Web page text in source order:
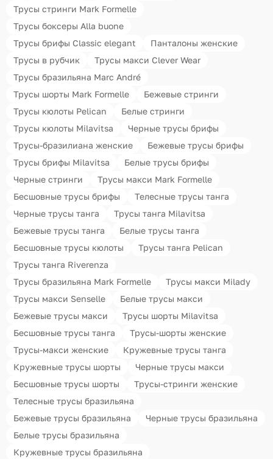
Трусы стринги Mark Formelle
Трусы боксеры Alla buone
Трусы брифы Classic elegant
Панталоны женские
Трусы в рубчик
Трусы макси Clever Wear
Трусы бразильяна Marc André
Трусы шорты Mark Formelle
Бежевые стринги
Трусы кюлоты Pelican
Белые стринги
Трусы кюлоты Milavitsa
Черные трусы брифы
Трусы-бразилиана женские
Бежевые трусы брифы
Трусы брифы Milavitsa
Белые трусы брифы
Черные стринги
Трусы макси Mark Formelle
Бесшовные трусы брифы
Телесные трусы танга
Черные трусы танга
Трусы танга Milavitsa
Бежевые трусы танга
Белые трусы танга
Бесшовные трусы кюлоты
Трусы танга Pelican
Трусы танга Riverenza
Трусы бразильяна Mark Formelle
Трусы макси Milady
Трусы макси Senselle
Белые трусы макси
Бежевые трусы макси
Трусы шорты Milavitsa
Бесшовные трусы танга
Трусы-шорты женские
Трусы-макси женские
Кружевные трусы танга
Кружевные трусы шорты
Черные трусы макси
Бесшовные трусы шорты
Трусы-стринги женские
Телесные трусы бразильяна
Бежевые трусы бразильяна
Черные трусы бразильяна
Белые трусы бразильяна
Кружевные трусы бразильяна